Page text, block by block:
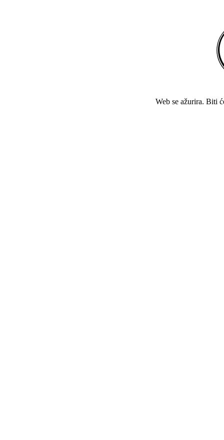
Web se ažurira. Biti